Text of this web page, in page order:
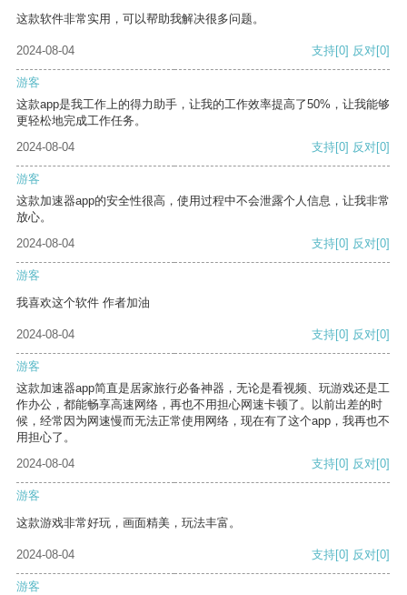
这款软件非常实用，可以帮助我解决很多问题。
2024-08-04 支持[0] 反对[0]
游客
这款app是我工作上的得力助手，让我的工作效率提高了50%，让我能够
更轻松地完成工作任务。
2024-08-04
支持[0] 反对[0]
游客
这款加速器app的安全性很高，使用过程中不会泄露个人信息，让我非常
放心。
2024-08-04
支持[0] 反对[0]
游客
我喜欢这个软件 作者加油
2024-08-04 支持[0] 反对[0]
游客
这款加速器app简直是居家旅行必备神器，无论是看视频、玩游戏还是工
作办公，都能畅享高速网络，再也不用担心网速卡顿了。以前出差的时
候，经常因为网速慢而无法正常使用网络，现在有了这个app，我再也不
用担心了。
2024-08-04
支持[0] 反对[0]
游客
这款游戏非常好玩，画面精美，玩法丰富。
2024-08-04 支持[0] 反对[0]
游客